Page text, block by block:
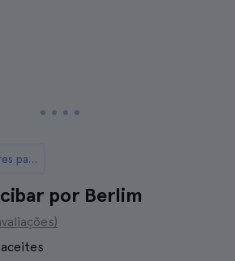
Os 4 melhores passeios de bicicleta em Berlim
por Berlim